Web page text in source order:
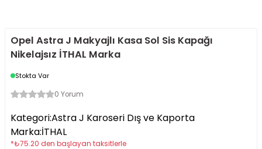
Opel Astra J Makyajlı Kasa Sol Sis Kapağı
Nikelajsız İTHAL Marka
Stokta Var
0 Yorum
Kategori:Astra J Karoseri Dış ve Kaporta
Marka:İTHAL
*₺75.20 den başlayan taksitlerle